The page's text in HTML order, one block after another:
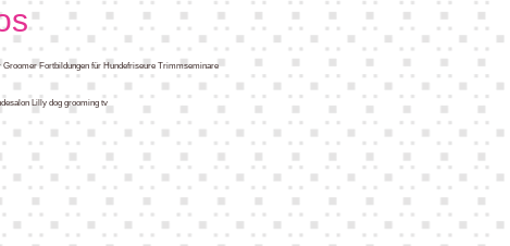
Groomer Fortbildungen für Hundefriseure Trimmseminare
Lilly dog grooming tv